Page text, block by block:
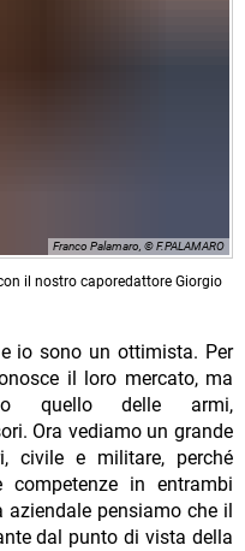
Franco Palamaro, © F.PALAMARO
il nostro caporedattore Giorgio
io sono un ottimista. Per
il loro mercato, ma
quello delle armi,
Ora vediamo un grande
civile e militare, perché
competenze in entrambi
pensiamo che il
dal punto di vista della